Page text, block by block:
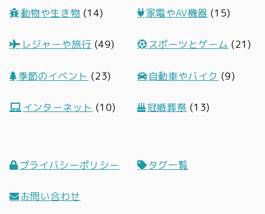
動物や生き物 (14) 家電やAV機器 (15)
レジャーや旅行 (49) スポーツとゲーム (21)
季節のイベント (23) 自動車やバイク (9)
インターネット (10) 冠婚葬祭 (13)
プライバシーポリシー タグ一覧
お問い合わせ